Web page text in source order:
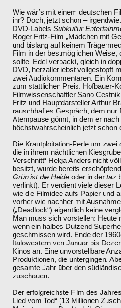
Wie wär’s mit einem deutschen
ihr? Doch, jetzt schon –
DVD-Labels Subkultur
Roger Fritz-Film „Mädchen mit
und bislang auf keinem
Film in der bestmöglichen Weise,
sollte: Edel verpackt, gleich in
DVD, herzallerliebst vollgestopft
zwei Audiokommentaren. Ein
zum stattlichen Preis. Hofbauer-
Filmwissenschaftler Sano
Fritz und Hauptdarsteller Arthur
rauschhaftes Gespräch, dem nur
Atempause gönnt, in dem er
höchstwahrscheinlich jetzt schon
Die Krautploitation-Perle um zwei
die in ihrem nächtlichen
Verschnitt“ Helga Anders nicht
besitzt, wurde bereits
Grün ist die Heide oder in der taz
verlinkt). Er verdient viele dieser
wie die Filmidee aufs Papier und
vorher wie nachher mit
(„Deadlock“) eigentlich keine
Man muss sich vorstellen: Heute
wenn ein halbes Dutzend
geschmissen wird. Ende der
Italowestern von Januar bis
Kinos an. Eine unvorstellbare
Produktionen, die untergingen.
gesamte Jahr über den
zuschauen.
Der erfolgreichste Film des
Lied vom Tod“ (13 Millionen